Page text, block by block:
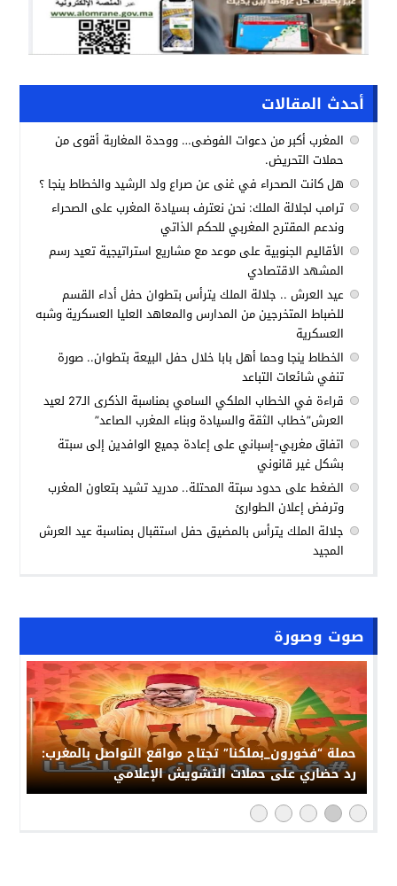
صوت وصورة
حملة “فخورون_بملكنا” تجتاح مواقع التواصل بالمغرب:
رد حضاري على حملات التشويش الإعلامي
أحدث المقالات
المغرب أكبر من دعوات الفوضى… ووحدة المغاربة أقوى من
حملات التحريض.
هل كانت الصحراء في غنى عن صراع ولد الرشيد والخطاط ينجا ؟
ترامب لجلالة الملك: نحن نعترف بسيادة المغرب على الصحراء
وندعم المقترح المغربي للحكم الذاتي
الأقاليم الجنوبية على موعد مع مشاريع استراتيجية تعيد رسم
المشهد الاقتصادي
عيد العرش .. جلالة الملك يترأس بتطوان حفل أداء القسم
للضباط المتخرجين من المدارس والمعاهد العليا العسكرية وشبه
العسكرية
الخطاط ينجا وحما أهل بابا خلال حفل البيعة بتطوان.. صورة
تنفي شائعات التباعد
قراءة في الخطاب الملكي السامي بمناسبة الذكرى الـ27 لعيد
العرش”خطاب الثقة والسيادة وبناء المغرب الصاعد”
اتفاق مغربي-إسباني على إعادة جميع الوافدين إلى سبتة
بشكل غير قانوني
الضغط على حدود سبتة المحتلة.. مدريد تشيد بتعاون المغرب
وترفض إعلان الطوارئ
جلالة الملك يترأس بالمضيق حفل استقبال بمناسبة عيد العرش
المجيد